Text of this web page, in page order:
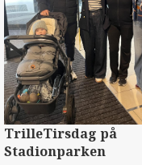
TrilleTirsdag på
Stadionparken